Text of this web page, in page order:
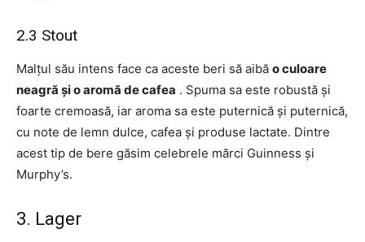
2.3 Stout
Malțul său intens face ca aceste beri să aibă o culoare
neagră și o aromă de cafea . Spuma sa este robustă și
foarte cremoasă, iar aroma sa este puternică și puternică,
cu note de lemn dulce, cafea și produse lactate. Dintre
acest tip de bere găsim celebrele mărci Guinness și
Murphy’s.
3. Lager